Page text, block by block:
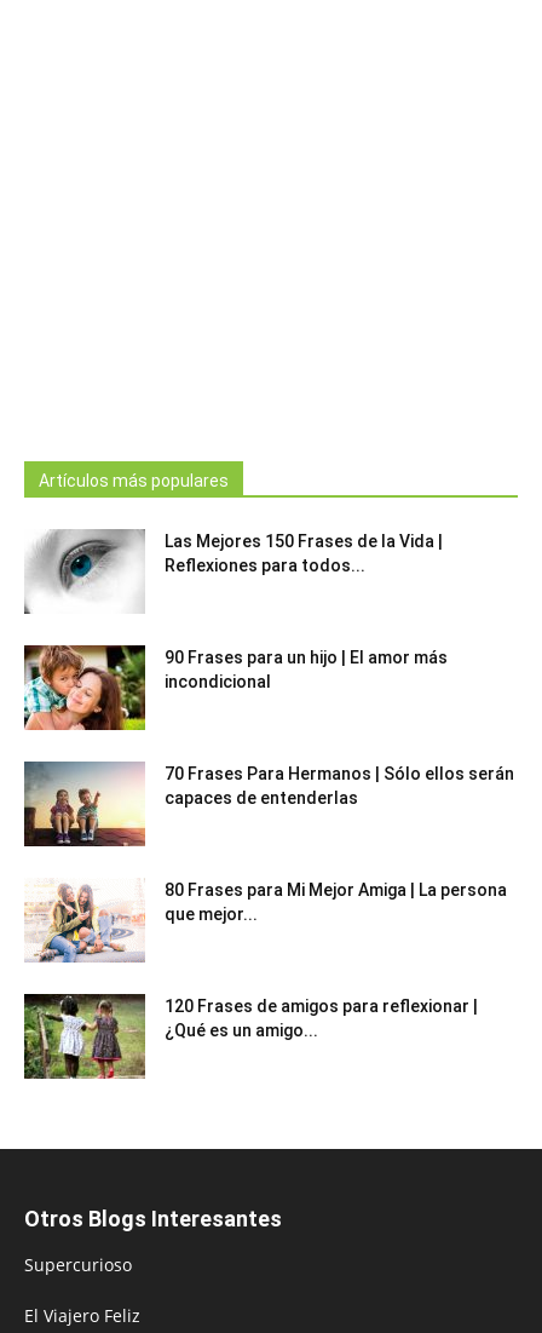
Artículos más populares
Las Mejores 150 Frases de la Vida |
Reflexiones para todos...
90 Frases para un hijo | El amor más
incondicional
70 Frases Para Hermanos | Sólo ellos serán
capaces de entenderlas
80 Frases para Mi Mejor Amiga | La persona
que mejor...
120 Frases de amigos para reflexionar |
¿Qué es un amigo...
Otros Blogs Interesantes
Supercurioso
El Viajero Feliz